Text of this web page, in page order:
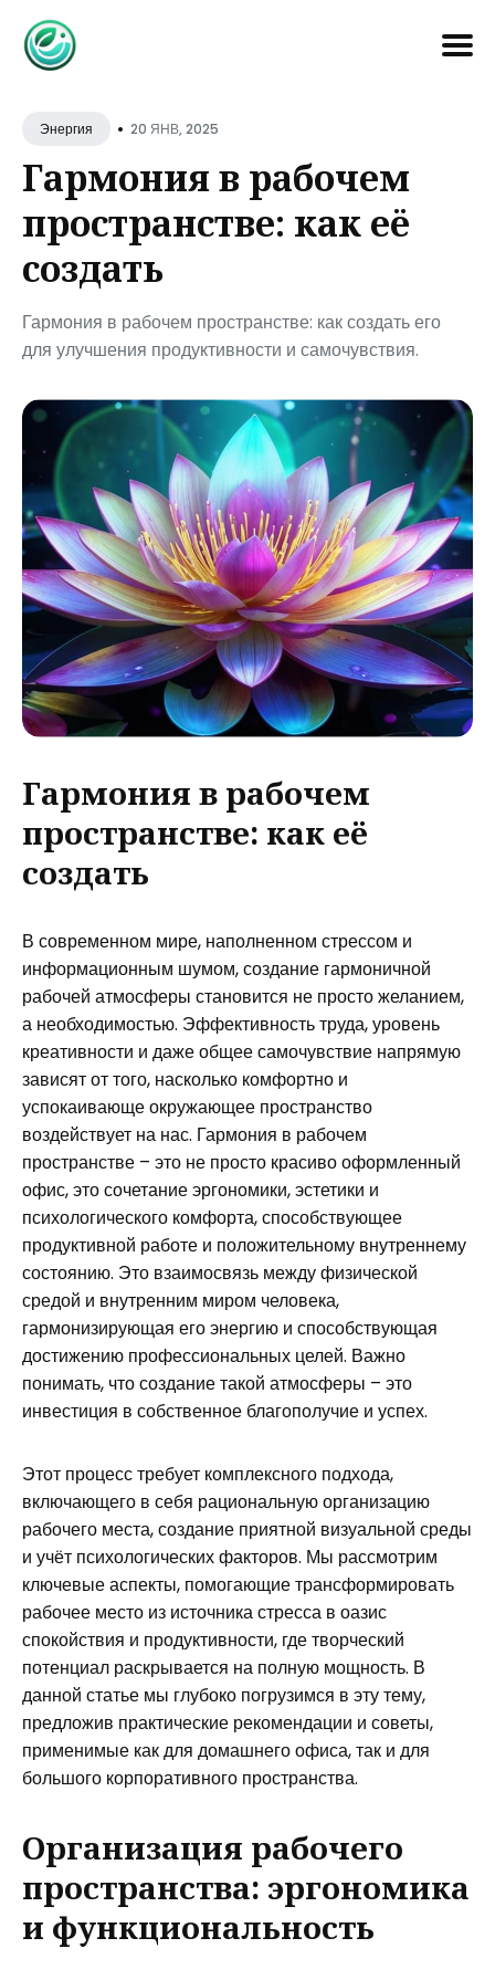
for
Энергия • 20 ЯНВ, 2025
Гармония в рабочем
пространстве: как её
создать
Гармония в рабочем пространстве: как создать его
для улучшения продуктивности и самочувствия.
Гармония в рабочем
пространстве: как её
создать
В современном мире, наполненном стрессом и
информационным шумом, создание гармоничной
рабочей атмосферы становится не просто желанием,
а необходимостью. Эффективность труда, уровень
креативности и даже общее самочувствие напрямую
зависят от того, насколько комфортно и
успокаивающе окружающее пространство
воздействует на нас. Гармония в рабочем
пространстве – это не просто красиво оформленный
офис, это сочетание эргономики, эстетики и
психологического комфорта, способствующее
продуктивной работе и положительному внутреннему
состоянию. Это взаимосвязь между физической
средой и внутренним миром человека,
гармонизирующая его энергию и способствующая
достижению профессиональных целей. Важно
понимать, что создание такой атмосферы – это
инвестиция в собственное благополучие и успех.
Этот процесс требует комплексного подхода,
включающего в себя рациональную организацию
рабочего места, создание приятной визуальной среды
и учёт психологических факторов. Мы рассмотрим
ключевые аспекты, помогающие трансформировать
рабочее место из источника стресса в оазис
спокойствия и продуктивности, где творческий
потенциал раскрывается на полную мощность. В
данной статье мы глубоко погрузимся в эту тему,
предложив практические рекомендации и советы,
применимые как для домашнего офиса, так и для
большого корпоративного пространства.
Организация рабочего
пространства: эргономика
и функциональность